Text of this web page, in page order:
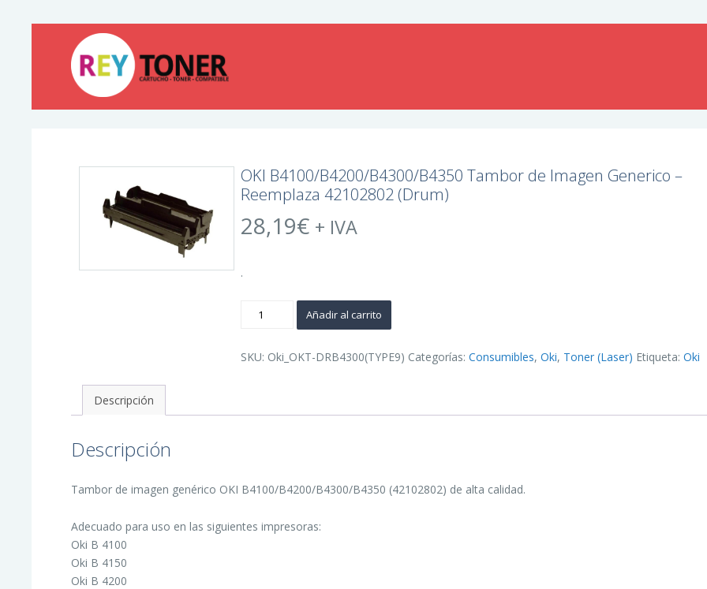
OKI B4100/B4200/B4300/B4350 Tambor de Imagen Generico –
Reemplaza 42102802 (Drum)
28,19€ + IVA
.
B4100/B4200/B4300/B4350
Imagen
Generico
cantidad
Añadir al carrito
SKU: Oki_OKT-DRB4300(TYPE9) Categorías:Consumibles,Oki, Toner (Laser) Etiqueta:Oki
Descripción
Descripción
Tambor de imagen genérico OKI B4100/B4200/B4300/B4350 (42102802) de alta calidad.
Adecuado para uso en las siguientes impresoras:
Oki B 4100
Oki B 4150
Oki B 4200